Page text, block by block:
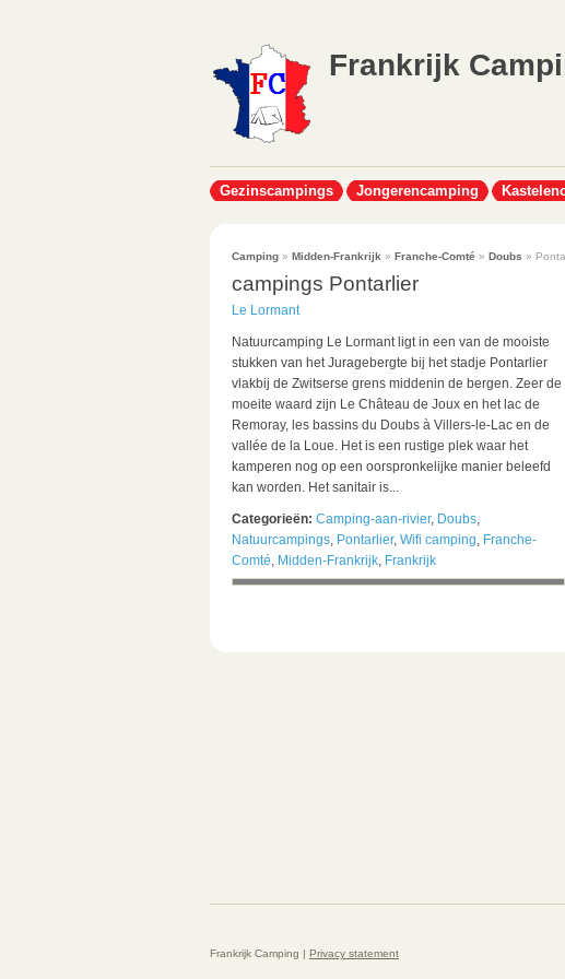
Frankrijk
Gezinscampings Jongerencamping
Camping » Midden-Frankrijk » Franche-Comté » Doubs »
campings Pontarlier
Le Lormant
Natuurcamping Le Lormant ligt in een van de mooiste
stukken van het Juragebergte bij het stadje Pontarlier
vlakbij de Zwitserse grens middenin de bergen. Zeer de
moeite waard zijn Le Château de Joux en het lac de
Remoray, les bassins du Doubs à Villers-le-Lac en de
vallée de la Loue. Het is een rustige plek waar het
kamperen nog op een oorspronkelijke manier beleefd
kan worden. Het sanitair is...
Categorieën: Camping-aan-rivier, Doubs,
Natuurcampings, Pontarlier, Wifi camping, Franche-
Comté, Midden-Frankrijk, Frankrijk
Frankrijk Camping | Privacy statement